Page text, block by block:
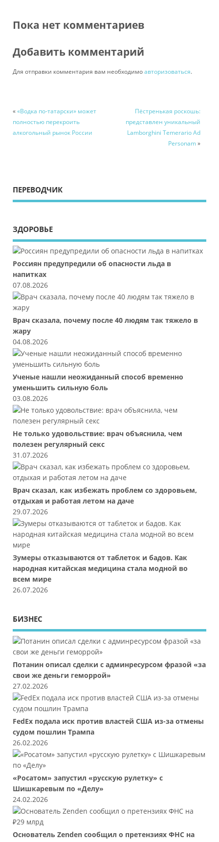
Пока нет комментариев
Добавить комментарий
Для отправки комментария вам необходимоавторизоваться.
««Водка по-татарски» может
полностью перекроить
алкогольный рынок России
Пёстренькая роскошь:
представлен уникальный
Lamborghini Temerario Ad
Personam»
ПЕРЕВОДЧИК
ЗДОРОВЬЕ
Россиян предупредили об опасности льда в
напитках
07.08.2026
Врач сказала, почему после 40 людям так тяжело в
жару
04.08.2026
Ученые нашли неожиданный способ временно
уменьшить сильную боль
03.08.2026
Не только удовольствие: врач объяснила, чем
полезен регулярный секс
31.07.2026
Врач сказал, как избежать проблем со здоровьем,
отдыхая и работая летом на даче
29.07.2026
Зумеры отказываются от таблеток и бадов. Как
народная китайская медицина стала модной во
всем мире
26.07.2026
БИЗНЕС
Потанин описал сделки с админресурсом фразой «за
свои же деньги геморрой»
27.02.2026
FedEx подала иск против властей США из-за отмены
судом пошлин Трампа
26.02.2026
«Росатом» запустил «русскую рулетку» с
Шишкаревым по «Делу»
24.02.2026
Основатель Zenden сообщил о претензиях ФНС на